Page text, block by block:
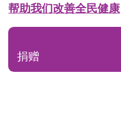
帮助我们改善全民健康
捐赠